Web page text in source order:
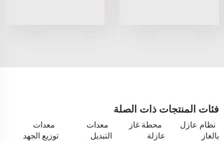
فئات المنتجات ذات الصلة
نظام عازل
بالغاز
محطة غاز
عازلة
معدات
التبديل
معدات
توزيع الجهد